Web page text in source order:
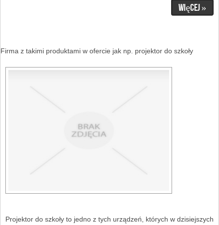
Więcej »
Firma z takimi produktami w ofercie jak np. projektor do szkoły
Projektor do szkoły to jedno z tych urządzeń, których w dzisiejszych